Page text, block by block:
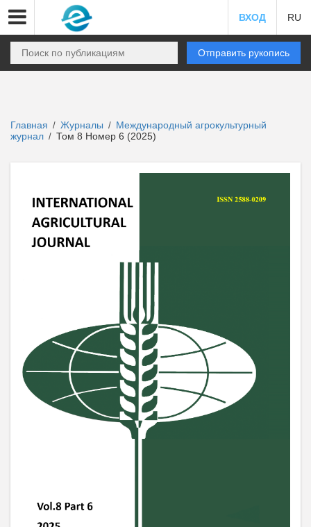
ВХОД RU
Отправить рукопись
Главная / Журналы / Международный агрокультурный
журнал / Том 8 Номер 6 (2025)